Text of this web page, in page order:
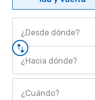
¿Desde dónde?
¿Hacia dónde?
¿Cuándo?